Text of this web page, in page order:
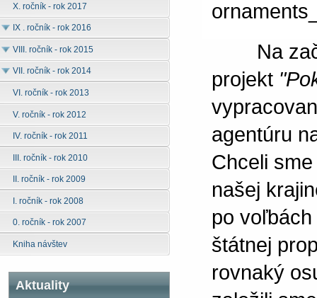
X. ročník - rok 2017
IX . ročník - rok 2016
VIII. ročník - rok 2015
VII. ročník - rok 2014
VI. ročník - rok 2013
V. ročník - rok 2012
IV. ročník - rok 2011
III. ročník - rok 2010
II. ročník - rok 2009
I. ročník - rok 2008
0. ročník - rok 2007
Kniha návštev
Aktuality
Na
projekt
agentúru
Chceli
našej
po
štátnej
rovnaký